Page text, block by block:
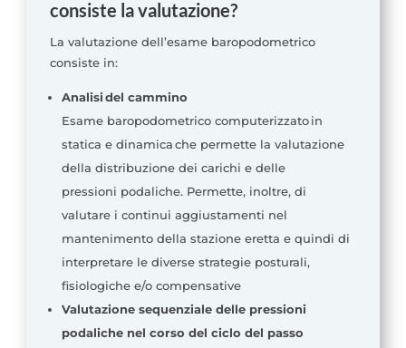
consiste la valutazione?
La valutazione dell’esame baropodometrico
consiste in:
Analisi del cammino
Esame baropodometrico computerizzato in
statica e dinamica che permette la valutazione
della distribuzione dei carichi e delle
pressioni podaliche. Permette, inoltre, di
valutare i continui aggiustamenti nel
mantenimento della stazione eretta e quindi di
interpretare le diverse strategie posturali,
fisiologiche e/o compensative
Valutazione sequenziale delle pressioni
podaliche nel corso del ciclo del passo